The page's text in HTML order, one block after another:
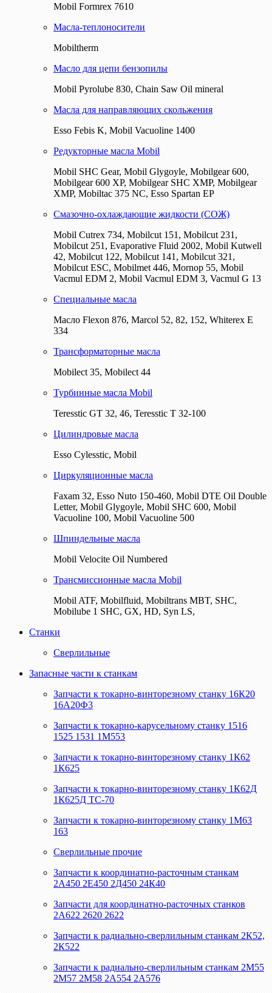
Mobil Formrex 7610
Масла-теплоносители
Mobiltherm
Масло для цепи бензопилы
Mobil Pyrolube 830, Chain Saw Oil mineral
Масла для направляющих скольжения
Esso Febis K, Mobil Vacuoline 1400
Редукторные масла Mobil
Mobil SHC Gear, Mobil Glygoyle, Mobilgear 600,
Mobilgear 600 XP, Mobilgear SHC XMP, Mobilgear
XМP, Mobiltac 375 NC, Esso Spartan EP
Смазочно-охлаждающие жидкости (СОЖ)
Mobil Cutrex 734, Mobilcut 151, Mobilcut 231,
Mobilcut 251, Evaporative Fluid 2002, Mobil Kutwell
42, Mobilcut 122, Mobilcut 141, Mobilcut 321,
Mobilcut ESC, Mobilmet 446, Mornop 55, Mobil
Vacmul EDM 2, Mobil Vacmul EDM 3, Vacmul G 13
Специальные масла
Масло Flexon 876, Marcol 52, 82, 152, Whiterex E
334
Трансформаторные масла
Mobilect 35, Mobilect 44
Турбинные масла Mobil
Teresstic GT 32, 46, Teresstic T 32-100
Цилиндровые масла
Esso Cylesstic, Mobil
Циркуляционные масла
Faxam 32, Esso Nuto 150-460, Mobil DTE Oil Double
Letter, Mobil Glygoyle, Mobil SHC 600, Mobil
Vacuoline 100, Mobil Vacuoline 500
Шпиндельные масла
Mobil Velocite Oil Numbered
Трансмиссионные масла Mobil
Mobil ATF, Mobilfluid, Mobiltrans MBT, SHC,
Mobilube 1 SHC, GX, HD, Syn LS,
Станки
Сверлильные
Запасные части к станкам
Запчасти к токарно-винторезному станку 16К20
16А20Ф3
Запчасти к токарно-карусельному станку 1516
1525 1531 1М553
Запчасти к токарно-винторезному станку 1К62
1К625
Запчасти к токарно-винторезному станку 1К62Д
1К625Д ТС-70
Запчасти к токарно-винторезному станку 1М63
163
Сверлильные прочие
Запчасти к координатно-расточным станкам
2А450 2Е450 2Д450 24К40
Запчасти для координатно-расточных станков
2А622 2620 2622
Запчасти к радиально-сверлильным станкам 2К52,
2К522
Запчасти к радиально-сверлильным станкам 2М55
2М57 2М58 2А554 2А576